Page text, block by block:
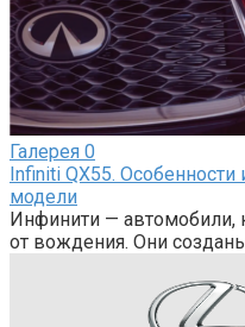
Галерея 0
Infiniti QX55.
модели
Инфинити — автомобили,
от вождения. Они